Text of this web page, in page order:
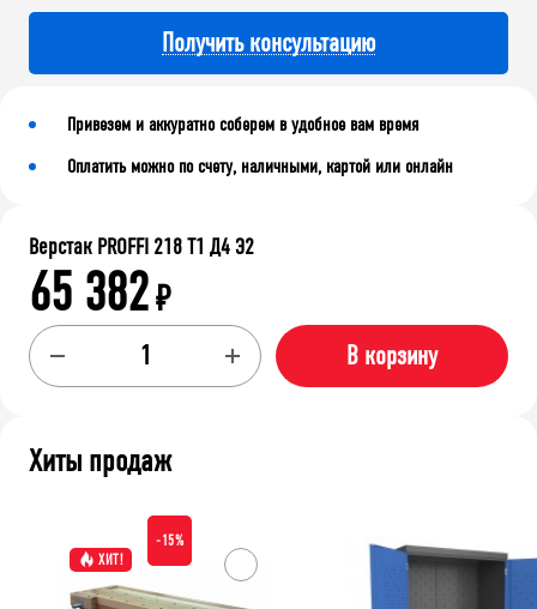
Получить консультацию
Привезем и аккуратно соберем в удобное вам время
Оплатить можно по счету, наличными, картой или онлайн
Верстак PROFFI 218 Т1 Д4 Э2
65 382₽
В корзину
Хиты продаж
ХИТ!
-15%